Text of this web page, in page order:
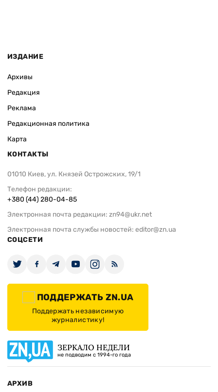
ИЗДАНИЕ
Архивы
Редакция
Реклама
Редакционная политика
Карта
КОНТАКТЫ
01010 Киев, ул. Князей Острожских, 19/1
Телефон редакции:
+380 (44) 280-04-85
Электронная почта редакции: zn94@ukr.net
Электронная почта службы новостей: editor@zn.ua
СОЦСЕТИ
ПОДДЕРЖАТЬ ZN.UA
Поддержать независимую
журналистику!
ЗЕРКАЛО НЕДЕЛИ
не подводим с 1994-го года
АРХИВ